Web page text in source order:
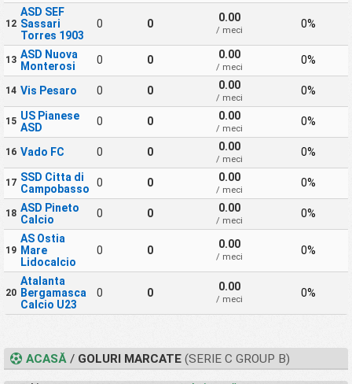
12
ASD SEF
Sassari
Torres 1903
0 0 0.00
/ meci
0%
13 ASD Nuova
Monterosi
0 0 0.00
/ meci
0%
14 Vis Pesaro 0 0 0.00
/ meci
0%
15 US Pianese
ASD
0 0 0.00
/ meci
0%
16 Vado FC 0 0 0.00
/ meci
0%
17 SSD Citta di
Campobasso
0 0 0.00
/ meci
0%
18 ASD Pineto
Calcio
0 0 0.00
/ meci
0%
19
AS Ostia
Mare
Lidocalcio
0 0 0.00
/ meci
0%
20
Atalanta
Bergamasca
Calcio U23
0 0 0.00
/ meci
0%
ACASĂ /GOLURI MARCATE(SERIE C GROUP B)